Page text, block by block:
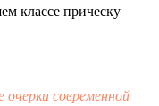
классе прическу
современной